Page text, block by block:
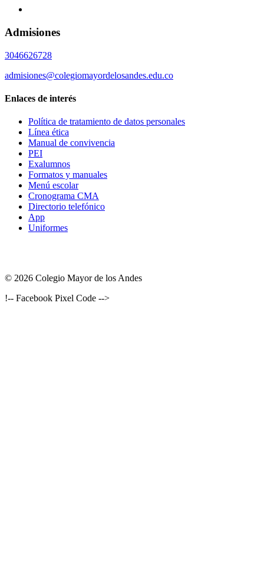
Admisiones
3046626728
admisiones@colegiomayordelosandes.edu.co
Enlaces de interés
Política de tratamiento de datos personales
Línea ética
Manual de convivencia
PEI
Exalumnos
Formatos y manuales
Menú escolar
Cronograma CMA
Directorio telefónico
App
Uniformes
© 2026 Colegio Mayor de los Andes
!-- Facebook Pixel Code -->